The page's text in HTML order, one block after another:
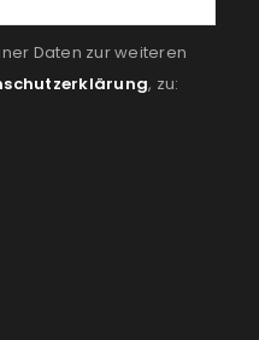
Daten zur weiteren
, zu: